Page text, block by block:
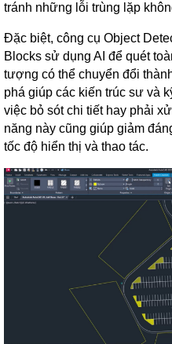
tránh những lỗi trùng lặp
Đặc biệt, công cụ Object
Blocks sử dụng AI để quét
tượng có thể chuyển đổi
phá giúp các kiến trúc sư và
việc bỏ sót chi tiết hay phải
năng này cũng giúp giảm
tốc độ hiển thị và thao tác.